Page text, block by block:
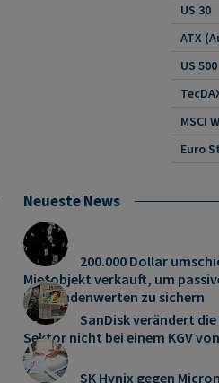
US 30
US 500
MSCI
Euro
Neueste News
200.000 Dollar
Mietobjekt verkauft, um
Dividendenwerten zu sichern
SanDisk verändert
Sektor nicht bei einem KGV
SK Hynix gegen